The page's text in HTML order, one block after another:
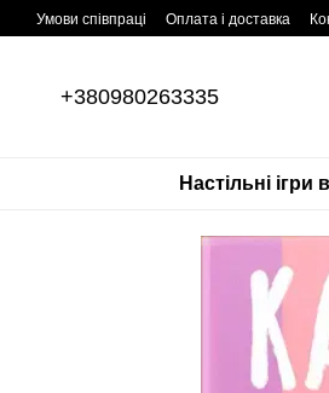
Перейти до основного контенту
Умови співпраці Оплата і доставка
+380980263335
Настільні